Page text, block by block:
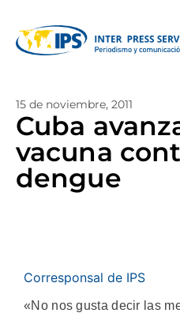
15 de noviembre, 2011
Cuba
vacuna
dengue
Corresponsal de IPS
«No nos gusta decir las